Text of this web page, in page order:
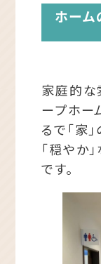
ホーム
家庭的な
ープホー
るで「家
「穏やか
です。